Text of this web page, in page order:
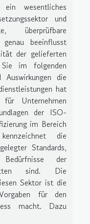
wesentliches
und
überprüfbare
beeinflusst
der gelieferten
Sie im folgenden
die
hat
Unternehmen
der ISO-
im Bereich
kennzeichnet die
Standards,
der
sind. Die
Sektor ist die
für den
macht. Dazu